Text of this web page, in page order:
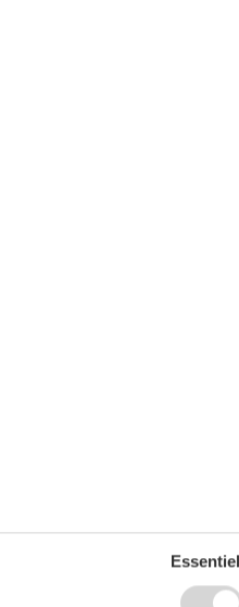
Apartment befindet sich
entspannte Urlaubstage
Die strandnahe Lage
verfügt über ein
sich ideal für Paare
willkommen.
gehören ein modernes
TV sowie kostenfreies
Kaffee-
kann die
genutzt
mit Bettwäsche und
Wäschepakete p.P.,